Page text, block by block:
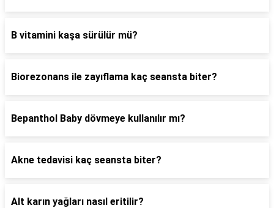
B vitamini kaşa sürülür mü?
Biorezonans ile zayıflama kaç seansta biter?
Bepanthol Baby dövmeye kullanılır mı?
Akne tedavisi kaç seansta biter?
Alt karın yağları nasıl eritilir?